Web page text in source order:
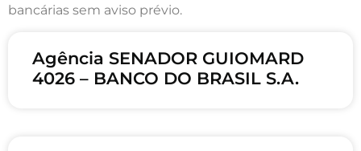
bancárias sem aviso prévio.
Agência SENADOR GUIOMARD
4026 – BANCO DO BRASIL S.A.